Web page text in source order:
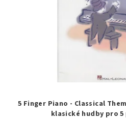
5 Finger Piano - Classical
klasické hudby pro